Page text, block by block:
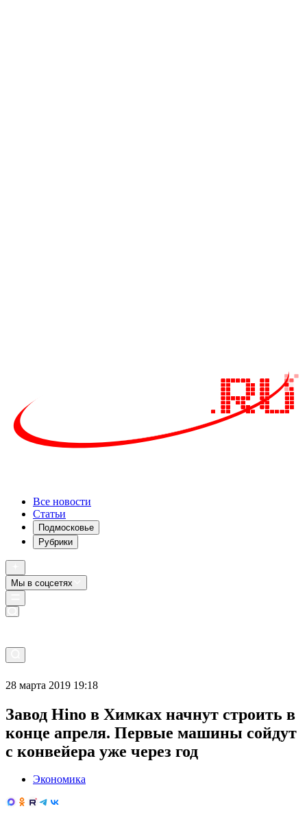
Все новости
Статьи
Подмосковье
Рубрики
Мы в соцсетях
28 марта 2019 19:18
Завод Hino в Химках начнут строить в
конце апреля. Первые машины сойдут
с конвейера уже через год
Экономика